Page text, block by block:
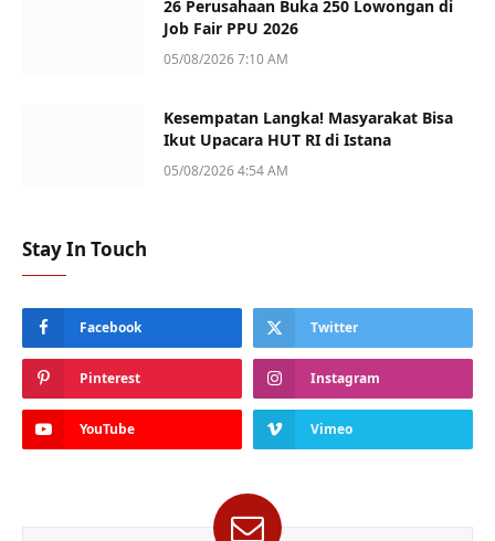
26 Perusahaan Buka 250 Lowongan di
Job Fair PPU 2026
05/08/2026 7:10 AM
Kesempatan Langka! Masyarakat Bisa
Ikut Upacara HUT RI di Istana
05/08/2026 4:54 AM
Stay In Touch
Facebook Twitter
Pinterest Instagram
YouTube Vimeo